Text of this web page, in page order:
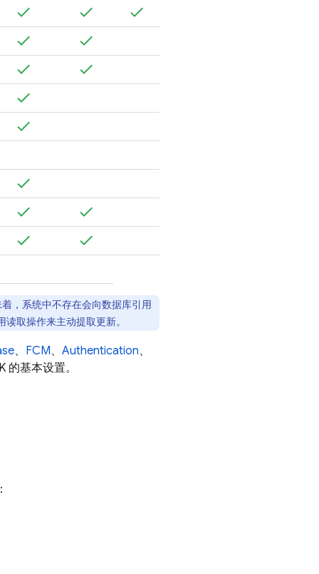
，系统中不存在会向数据库引用
取操作来主动提取更新。
、 FCM、 Authentication、
的基本设置。